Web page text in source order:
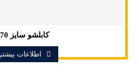
کابلشو سایز 70
اطلاعات بیشتر